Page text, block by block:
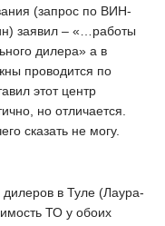
(запрос по ВИН-
заявил – «…работы
дилера» а в
проводится по
этот центр
но отличается.
сказать не могу.
в Туле (Лаура-
ТО у обоих